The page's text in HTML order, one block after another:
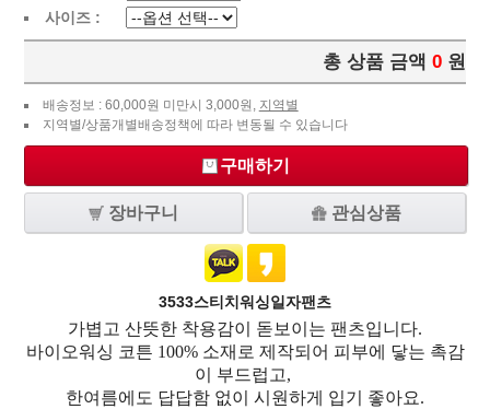
사이즈 :
총 상품 금액 0 원
배송정보 : 60,000원 미만시 3,000원, 지역별
지역별/상품개별배송정책에 따라 변동될 수 있습니다
구매하기
장바구니 관심상품
3533스티치워싱일자팬츠
가볍고 산뜻한 착용감이 돋보이는 팬츠입니다.
바이오워싱 코튼 100% 소재로 제작되어 피부에 닿는 촉감
이 부드럽고,
한여름에도 답답함 없이 시원하게 입기 좋아요.